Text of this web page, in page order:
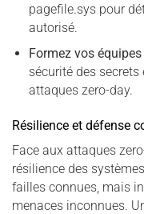
pagefile.sys pour
autorisé.
Formez vos équipes
sécurité des
attaques zero-day.
Résilience et défense
Face aux attaques
résilience des
failles connues, mais
menaces inconnues.